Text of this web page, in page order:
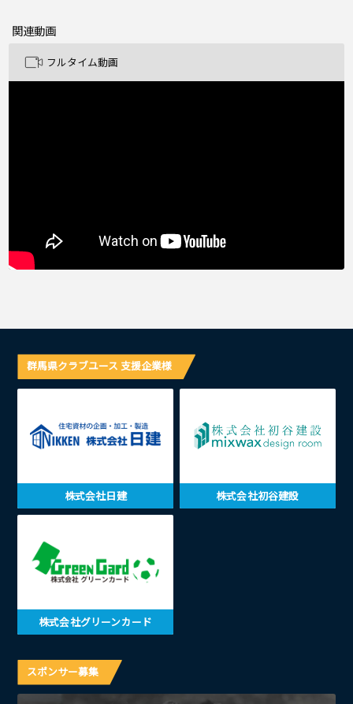
関連動画
フルタイム動画
群馬県クラブユース 支援企業様
株式会社日建 株式会社初谷建設
株式会社グリーンカード
スポンサー募集